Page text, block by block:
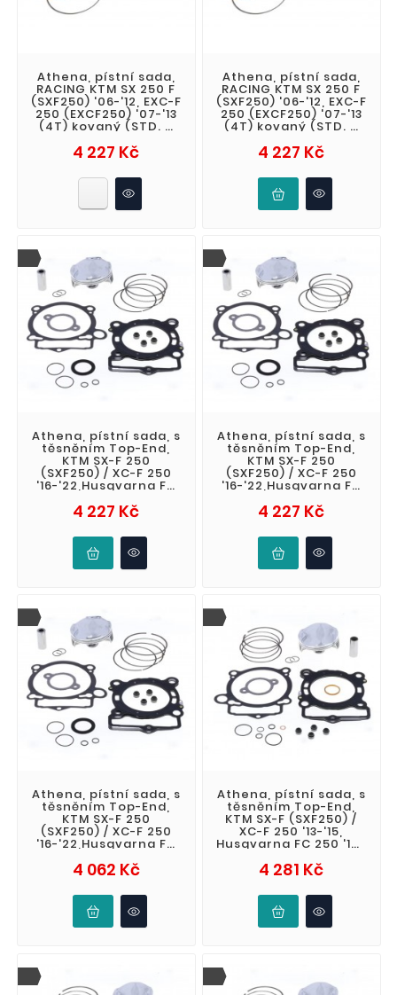
Athena, pístní sada,
RACING KTM SX 250 F
(SXF250) '06-'12, EXC-F
250 (EXCF250) '07-'13
(4T) kovaný (STD. +
(13.5
4 227 KčCena
Athena, pístní sada,
RACING KTM SX 250 F
(SXF250) '06-'12, EXC-F
250 (EXCF250) '07-'13
(4T) kovaný (STD. +
(13.5
4 227 KčCena
Athena, pístní sada, s
těsněním Top-End,
KTM SX-F 250
(SXF250) / XC-F 250
'16-'22,Husqvarna FC
MC 250 F '2
4 227 KčCena
Athena, pístní sada, s
těsněním Top-End,
KTM SX-F 250
(SXF250) / XC-F 250
'16-'22,Husqvarna FC
MC 250 F '2
4 227 KčCena
Athena, pístní sada, s
těsněním Top-End,
KTM SX-F 250
(SXF250) / XC-F 250
'16-'22,Husqvarna FC
MC 250 F '2
4 062 KčCena
Athena, pístní sada, s
těsněním Top-End,
KTM SX-F (SXF250) /
XC-F 250 '13-'15,
Husqvarna FC 250 '14-
+ 0,02
4 281 KčCena